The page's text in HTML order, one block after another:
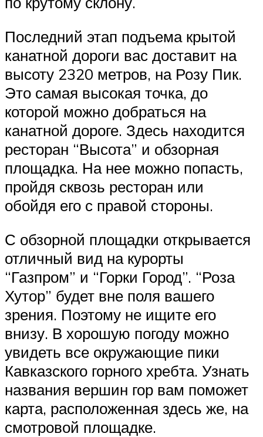
Последний этап подъема крытой
канатной дороги вас доставит на
высоту 2320 метров, на Розу Пик.
Это самая высокая точка, до
которой можно добраться на
канатной дороге. Здесь находится
ресторан “Высота” и обзорная
площадка. На нее можно попасть,
пройдя сквозь ресторан или
обойдя его с правой стороны.
С обзорной площадки открывается
отличный вид на курорты
“Газпром” и “Горки Город”. “Роза
Хутор” будет вне поля вашего
зрения. Поэтому не ищите его
внизу. В хорошую погоду можно
увидеть все окружающие пики
Кавказского горного хребта. Узнать
названия вершин гор вам поможет
карта, расположенная здесь же, на
смотровой площадке.